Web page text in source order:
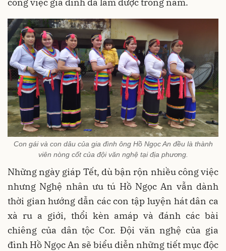
Con gái và con dâu của gia đình ông Hồ Ngọc An đều là thành
viên nòng cốt của đội văn nghệ tại địa phương.
Những ngày giáp Tết, dù bận rộn nhiều công việc
nhưng Nghệ nhân ưu tú Hồ Ngọc An vẫn dành
thời gian hướng dẫn các con tập luyện hát dân ca
xà ru a giới, thổi kèn amáp và đánh các bài
chiêng của dân tộc Cor. Đội văn nghệ của gia
đình Hồ Ngọc An sẽ biểu diễn những tiết mục độc